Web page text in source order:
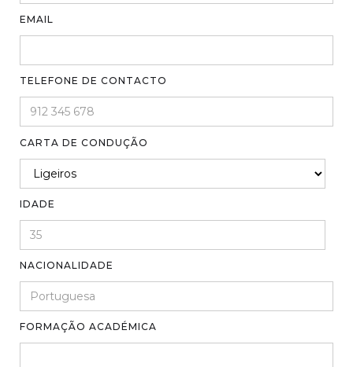
EMAIL
TELEFONE DE CONTACTO
CARTA DE CONDUÇÃO
IDADE
NACIONALIDADE
FORMAÇÃO ACADÉMICA